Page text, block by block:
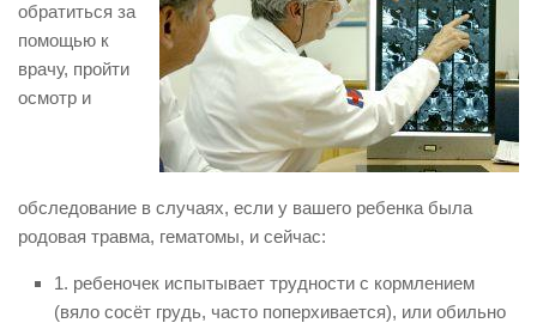
обратиться за
помощью к
врачу, пройти
осмотр и
обследование в случаях, если у вашего ребенка была
родовая травма, гематомы, и сейчас:
1. ребеночек испытывает трудности с кормлением
(вяло сосёт грудь, часто поперхивается), или обильно